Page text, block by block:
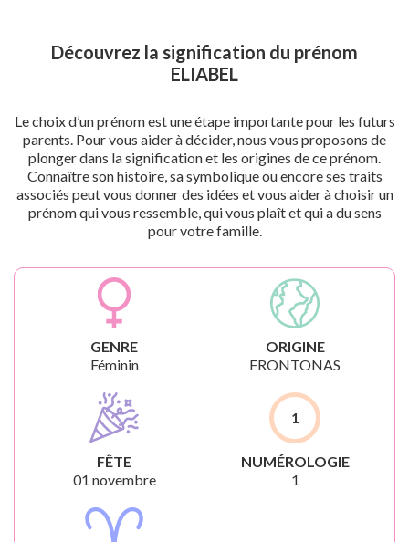
Découvrez la signification du prénom
ELIABEL
Le choix d’un prénom est une étape importante pour les futurs
parents. Pour vous aider à décider, nous vous proposons de
plonger dans la signification et les origines de ce prénom.
Connaître son histoire, sa symbolique ou encore ses traits
associés peut vous donner des idées et vous aider à choisir un
prénom qui vous ressemble, qui vous plaît et qui a du sens
pour votre famille.
GENRE
Féminin
ORIGINE
FRONTONAS
FÊTE
01 novembre
1
NUMÉROLOGIE
1